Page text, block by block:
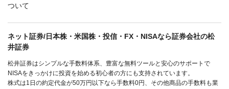
ついて
ネット証券/日本株・米国株・投信・FX・NISAなら証券会社の松
井証券
松井証券はシンプルな手数料体系、豊富な無料ツールと安心のサポートで
NISAをきっかけに投資を始める初心者の方にも支持されています。
株式は1日の約定代金が50万円以下なら手数料0円、その他商品の手数料も業